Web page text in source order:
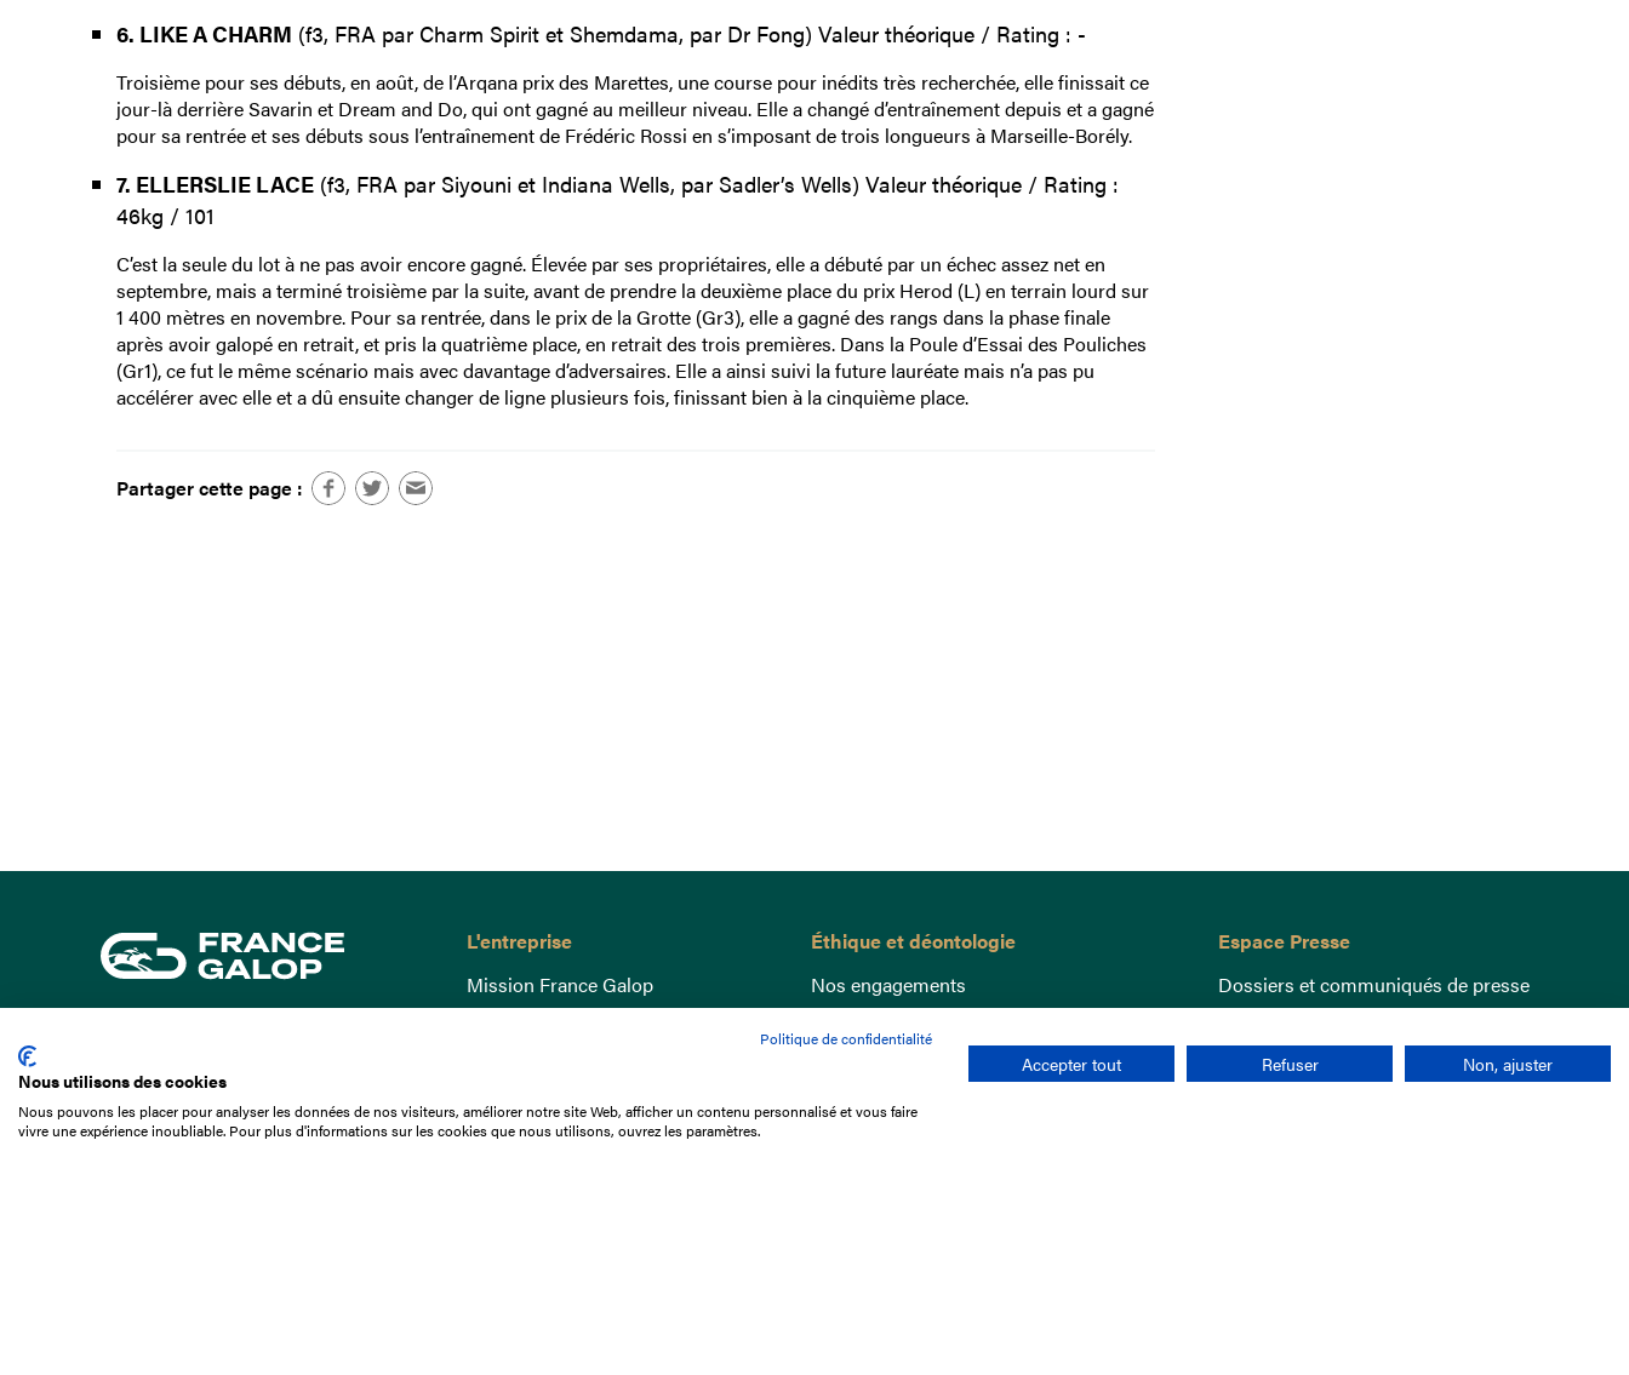
6. LIKE A CHARM (f3, FRA par Charm Spirit et Shemdama, par Dr Fong) Valeur théorique / Rating : -
Troisième pour ses débuts, en août, de l’Arqana prix des Marettes, une course pour inédits très recherchée, elle finissait ce
jour-là derrière Savarin et Dream and Do, qui ont gagné au meilleur niveau. Elle a changé d’entraînement depuis et a gagné
pour sa rentrée et ses débuts sous l’entraînement de Frédéric Rossi en s’imposant de trois longueurs à Marseille-Borély.
7. ELLERSLIE LACE(f3, FRA par Siyouni et Indiana Wells, par Sadler’s Wells) Valeur théorique / Rating :
46kg / 101
C’est la seule du lot à ne pas avoir encore gagné. Élevée par ses propriétaires, elle a débuté par un échec assez net en
septembre, mais a terminé troisième par la suite, avant de prendre la deuxième place du prix Herod (L) en terrain lourd sur
1 400 mètres en novembre. Pour sa rentrée, dans le prix de la Grotte (Gr3), elle a gagné des rangs dans la phase finale
après avoir galopé en retrait, et pris la quatrième place, en retrait des trois premières. Dans la Poule d’Essai des Pouliches
(Gr1), ce fut le même scénario mais avec davantage d’adversaires. Elle a ainsi suivi la future lauréate mais n’a pas pu
accélérer avec elle et a dû ensuite changer de ligne plusieurs fois, finissant bien à la cinquième place.
Partager cette page :
01 49 10 20 29
L'entreprise
Mission France Galop
Gouvernance
Comprendre les courses
Docuthèque
Éthique et déontologie
Nos engagements
Lutte anti-dopage
Bien être equin
Index Egalité Femmes-Hommes
Jeu responsable
Espace Presse
Dossiers et communiqués de presse
Politique de confidentialité
Nous utilisons des cookies
Nous pouvons les placer pour analyser les données de nos visiteurs, améliorer notre site Web, afficher un contenu personnalisé et vous faire
vivre une expérience inoubliable. Pour plus d'informations sur les cookies que nous utilisons, ouvrez les paramètres.
Accepter tout Refuser Non, ajuster